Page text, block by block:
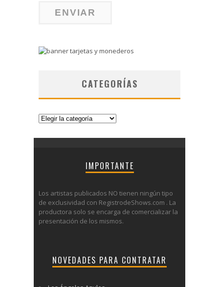
CATEGORÍAS
Categorías
IMPORTANTE
Los artistas publicados NO tienen ningún tipo
de exclusividad con RegistrodeShows.com . La
productora solo se encarga de comercializar la
presentación de los mismos.
NOVEDADES PARA CONTRATAR